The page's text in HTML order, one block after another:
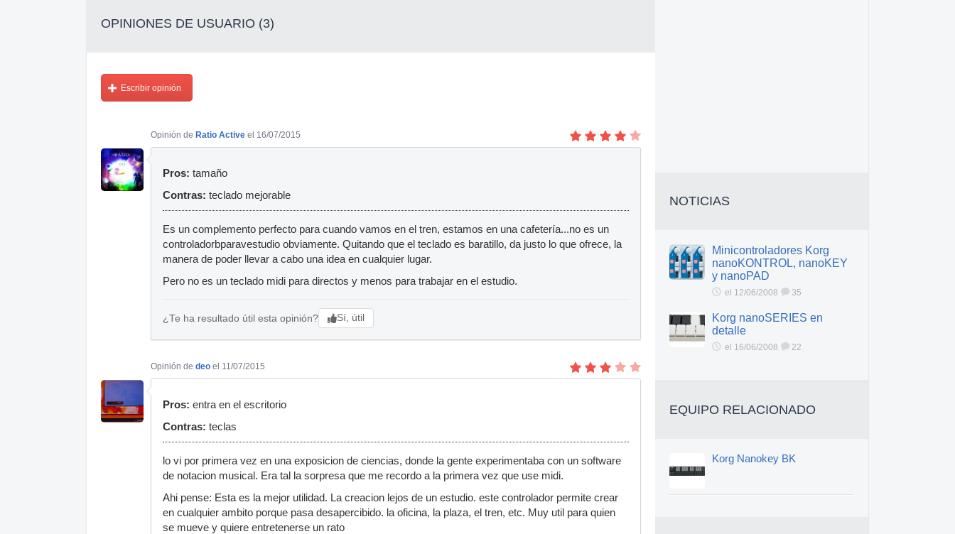
OPINIONES DE USUARIO (3)
Escribir opinión
Opinión de Ratio Active el 16/07/2015
Pros: tamaño
Contras: teclado mejorable
Es un complemento perfecto para cuando vamos en el tren, estamos en una cafetería...no es un
controladorbparavestudio obviamente. Quitando que el teclado es baratillo, da justo lo que ofrece, la
manera de poder llevar a cabo una idea en cualquier lugar.
Pero no es un teclado midi para directos y menos para trabajar en el estudio.
¿Te ha resultado útil esta opinión? Sí, útil
Opinión de deo el 11/07/2015
Pros: entra en el escritorio
Contras: teclas
lo vi por primera vez en una exposicion de ciencias, donde la gente experimentaba con un software
de notacion musical. Era tal la sorpresa que me recordo a la primera vez que use midi.
Ahi pense: Esta es la mejor utilidad. La creacion lejos de un estudio. este controlador permite crear
en cualquier ambito porque pasa desapercibido. la oficina, la plaza, el tren, etc. Muy util para quien
se mueve y quiere entretenerse un rato
NOTICIAS
Minicontroladores Korg
nanoKONTROL, nanoKEY
y nanoPAD
el 12/06/2008 35
Korg nanoSERIES en
detalle
el 16/06/2008 22
EQUIPO RELACIONADO
Korg Nanokey BK